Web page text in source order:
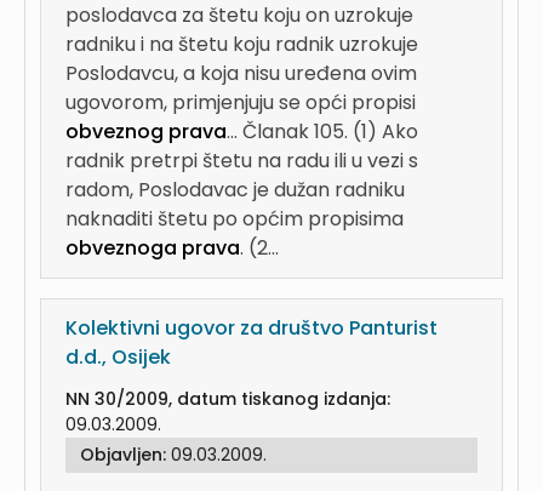
poslodavca za štetu koju on uzrokuje
radniku i na štetu koju radnik uzrokuje
Poslodavcu, a koja nisu uređena ovim
ugovorom, primjenjuju se opći propisi
obveznog prava... Članak 105. (1) Ako
radnik pretrpi štetu na radu ili u vezi s
radom, Poslodavac je dužan radniku
naknaditi štetu po općim propisima
obveznoga prava. (2...
Kolektivni ugovor za društvo Panturist
d.d., Osijek
NN 30/2009, datum tiskanog izdanja:
09.03.2009.
Objavljen: 09.03.2009.